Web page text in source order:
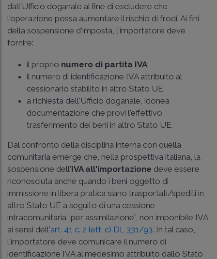
dall'Ufficio doganale al fine di escludere che
l'operazione possa aumentare il rischio di frodi. Ai fini
della sospensione d'imposta, l'importatore deve
fornire:
il proprio numero di partita IVA;
il numero di identificazione IVA attribuito al
cessionario stabilito in altro Stato UE;
a richiesta dell'Ufficio doganale, idonea
documentazione che provi l'effettivo
trasferimento dei beni in altro Stato UE.
Dal confronto della disciplina interna con quella
comunitaria emerge che, nella prospettiva italiana, la
sospensione dell'IVA all'importazione deve essere
riconosciuta anche quando i beni oggetto di
immissione in libera pratica siano trasportati/spediti in
altro Stato UE a seguito di una cessione
intracomunitaria “per assimilazione”, non imponibile IVA
ai sensi dell'art. 41 c. 2 lett. c) DL 331/93. In tal caso,
l'importatore deve comunicare il numero di
identificazione IVA al medesimo attribuito dallo Stato